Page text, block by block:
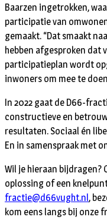
Baarzen ingetrokken,
participatie van
gemaakt. “Dat smaakt
hebben afgesproken dat
participatieplan wordt
inwoners om mee te
In 2022 gaat de D66-
constructieve en
resultaten. Sociaal én
En in samenspraak met
Wil je hieraan bijdragen?
oplossing of een
fractie@d66vught.nl,
kom eens langs bij onze